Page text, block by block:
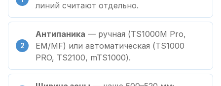
линий считают отдельно.
Антипаника — ручная (TS1000M Pro,
EM/MF) или автоматическая (TS1000
PRO, TS2100, mTS1000).